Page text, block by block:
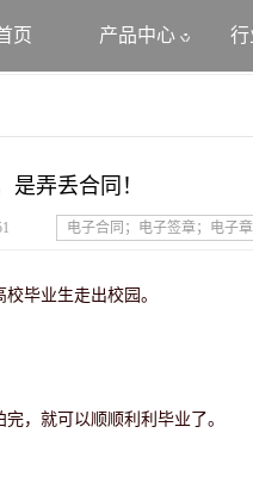
页 产品中心 行
是弄丢合同！
电子合同；电子签章；电子
毕业生走出校园。
，就可以顺顺利利毕业了。